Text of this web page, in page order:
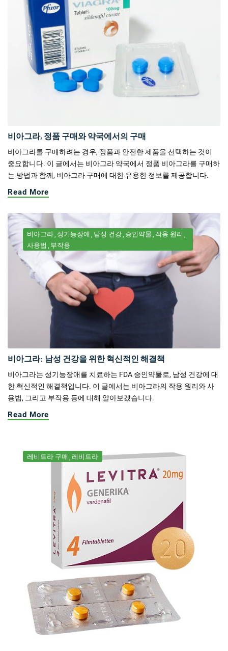
비아그라, 정품 구매와 약국에서의 구매
비아그라를 구매하려는 경우, 정품과 안전한 제품을 선택하는 것이
중요합니다. 이 글에서는 비아그라 약국에서 정품 비아그라를 구매하
는 방법과 함께, 비아그라 구매에 대한 유용한 정보를 제공합니다.
Read More
비아그라 성기능장애 남성 건강 승인약물 작용 원리
사용법
부작용
비아그라: 남성 건강을 위한 혁신적인 해결책
비아그라는 성기능장애를 치료하는 FDA 승인약물로, 남성 건강에 대
한 혁신적인 해결책입니다. 이 글에서는 비아그라의 작용 원리와 사
용법, 그리고 부작용 등에 대해 알아보겠습니다.
Read More
레비트라 구매 레비트라